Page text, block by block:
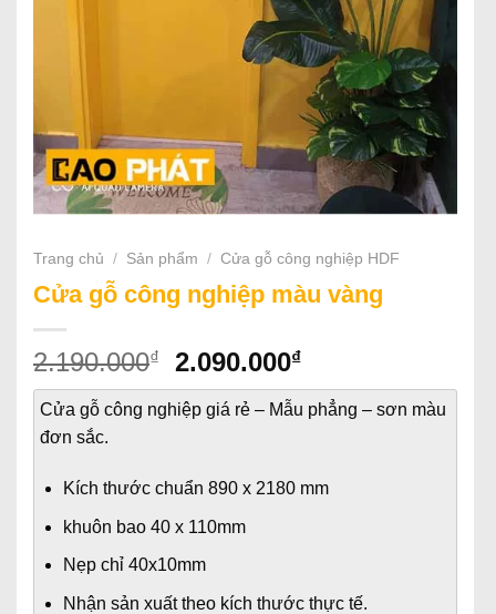
Trang chủ / Sản phẩm / Cửa gỗ công nghiệp HDF
Cửa gỗ công nghiệp màu vàng
2.190.000₫
Giá
gốc
là:
2.090.000₫Giá
hiện
tại
Cửa gỗ công nghiệp giá rẻ – Mẫu phẳng – sơn màu
đơn sắc.
Kích thước chuẩn 890 x 2180 mm
khuôn bao 40 x 110mm
Nẹp chỉ 40x10mm
Nhận sản xuất theo kích thước thực tế.